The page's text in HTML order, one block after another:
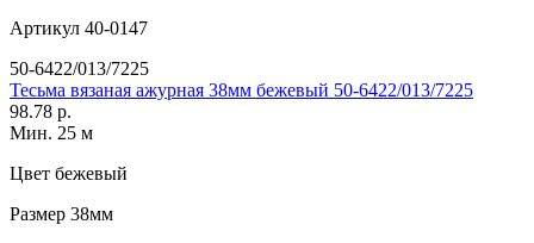
Артикул 40-0147
50-6422/013/7225
Тесьма вязаная ажурная 38мм бежевый 50-6422/013/7225
98.78 р.
Мин. 25 м
Цвет бежевый
Размер 38мм